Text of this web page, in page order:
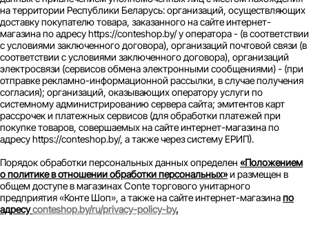
на территории Республики Беларусь: организаций, осуществляющих
доставку покупателю товара, заказанного на сайте интернет-
магазина по адресу https://conteshop.by/ у оператора - (в соответствии
с условиями заключенного договора), организаций почтовой связи (в
соответствии с условиями заключенного договора), организаций
электросвязи (сервисов обмена электронными сообщениями) - (при
отправке рекламно-информационной рассылки, в случае получения
согласия); организаций, оказывающих оператору услуги по
системному администрированию сервера сайта; эмитентов карт
рассрочек и платежных сервисов (для обработки платежей при
покупке товаров, совершаемых на сайте интернет-магазина по
адресу https://conteshop.by/, а также через систему ЕРИП).
Порядок обработки персональных данных определен «Положением
о политике в отношении обработки персональных»и размещен в
общем доступе в магазинах Conte торгового унитарного
предприятия «Конте Шоп», а также на сайте интернет-магазинапо
адресуconteshop.by/ru/privacy-policy-by.